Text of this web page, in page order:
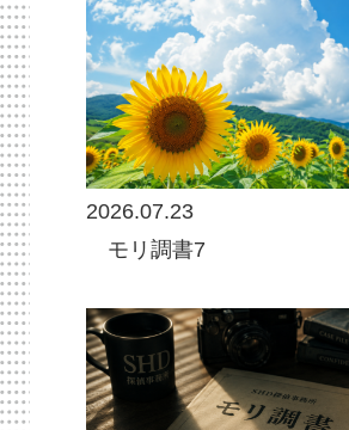
2026.07.23
モリ調書7